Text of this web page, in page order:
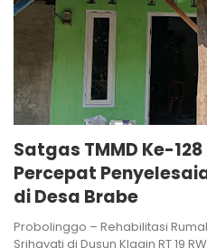
Satgas TMMD Ke-
Percepat
di Desa Brabe
Probolinggo – Rehabilitasi
Srihayati di Dusun Klagin RT 19